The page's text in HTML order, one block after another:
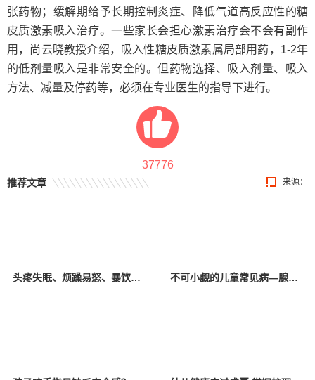
张药物；缓解期给予长期控制炎症、降低气道高反应性的糖
皮质激素吸入治疗。一些家长会担心激素治疗会不会有副作
用，尚云晓教授介绍，吸入性糖皮质激素属局部用药，1-2年
的低剂量吸入是非常安全的。但药物选择、吸入剂量、吸入
方法、减量及停药等，必须在专业医生的指导下进行。
37776
来源：
推荐文章
头疼失眠、烦躁易怒、暴饮暴食、拖延厌学……孩子这些异常向父母传递了哪些“信号”？ 不可小觑的儿童常见病—腺样体肥大